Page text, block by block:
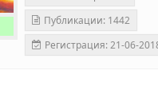
Публикации: 1442
Регистрация: 21-06-